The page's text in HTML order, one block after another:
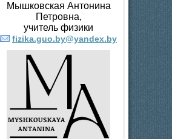
Мышковская Антонина
Петровна,
учитель физики
fizika.guo.by@yandex.by